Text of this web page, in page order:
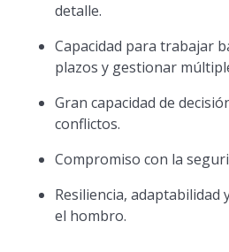
detalle.
Capacidad para trabajar
plazos y gestionar
Gran capacidad de
conflictos.
Compromiso con la
Resiliencia,
el hombro.